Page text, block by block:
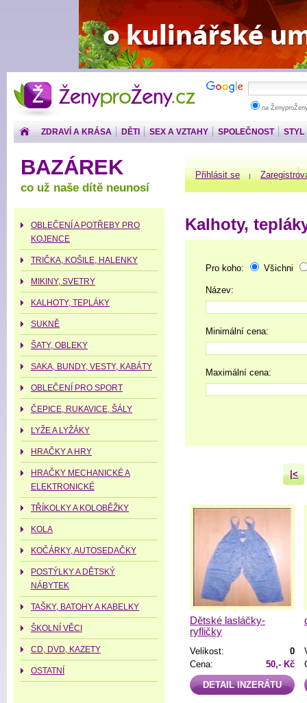
ŽenyproŽeny.cz
na
ZDRAVÍ A KRÁSA DĚTI SEX A VZTAHY SPOLEČNOST STYL
Přihlásit se
Kalhoty,
Pro koho: Všichni
Název:
Minimální cena:
Maximální cena:
|<
Dětské lasláčky-
ryfličky
Velikost:
0
Cena:
50,- Kč
DETAIL INZERÁTU
BAZÁREK
co už naše dítě neunosí
OBLEČENÍ A POTŘEBY PRO
KOJENCE
TRIČKA, KOŠILE, HALENKY
MIKINY, SVETRY
KALHOTY, TEPLÁKY
SUKNĚ
ŠATY, OBLEKY
SAKA, BUNDY, VESTY, KABÁTY
OBLEČENÍ PRO SPORT
ČEPICE, RUKAVICE, ŠÁLY
LYŽE A LYŽÁKY
HRAČKY A HRY
HRAČKY MECHANICKÉ A
ELEKTRONICKÉ
TŘÍKOLKY A KOLOBĚŽKY
KOLA
KOČÁRKY, AUTOSEDAČKY
POSTÝLKY A DĚTSKÝ
NÁBYTEK
TAŠKY, BATOHY A KABELKY
ŠKOLNÍ VĚCI
CD, DVD, KAZETY
OSTATNÍ